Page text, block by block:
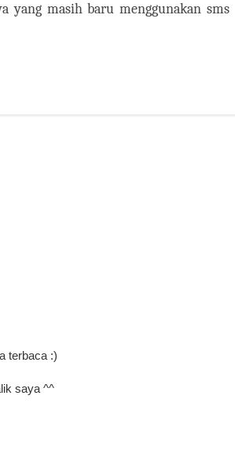
yang masih baru menggunakan sms
terbaca :)
saya ^^